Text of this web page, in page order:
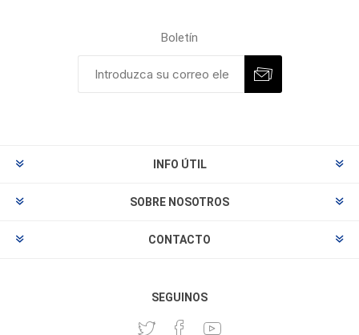
Boletín
INFO ÚTIL
SOBRE NOSOTROS
CONTACTO
SEGUINOS